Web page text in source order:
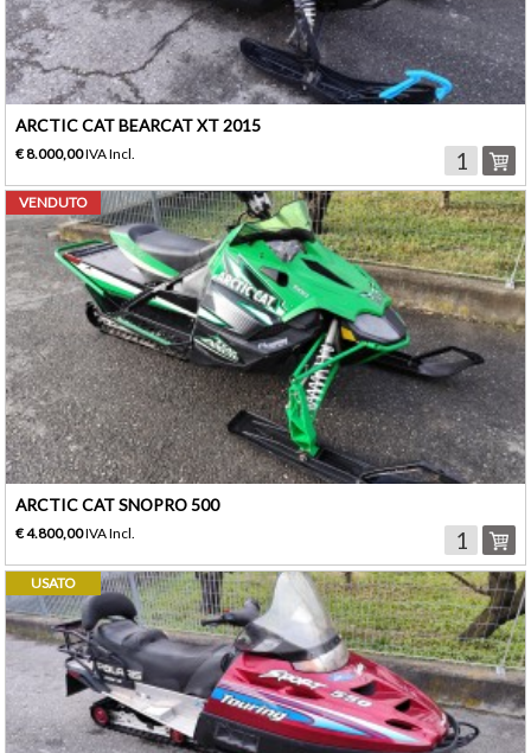
ARCTIC CAT BEARCAT XT 2015
€ 8.000,00IVA Incl.
ARCTIC CAT SNOPRO 500
VENDUTO
€ 4.800,00IVA Incl.
USATO